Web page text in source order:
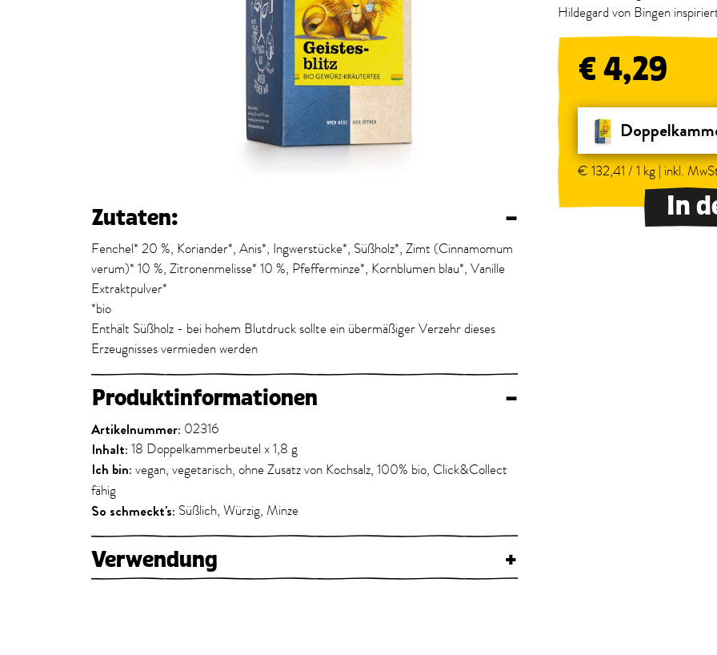
Zutaten: –
Fenchel* 20 %, Koriander*, Anis*, Ingwerstücke*, Süßholz*, Zimt (Cinnamomum
verum)* 10 %, Zitronenmelisse* 10 %, Pfefferminze*, Kornblumen blau*, Vanille
Extraktpulver*
*bio
Enthält Süßholz - bei hohem Blutdruck sollte ein übermäßiger Verzehr dieses
Erzeugnisses vermieden werden
Produktinformationen –
Artikelnummer: 02316
Inhalt: 18 Doppelkammerbeutel x 1,8 g
Ich bin: vegan, vegetarisch, ohne Zusatz von Kochsalz, 100% bio, Click&Collect
fähig
So schmeckt's: Süßlich, Würzig, Minze
Verwendung +
Hildegard von Bingen
€ 4,29
€ 132,41 / 1 kg | inkl.
In